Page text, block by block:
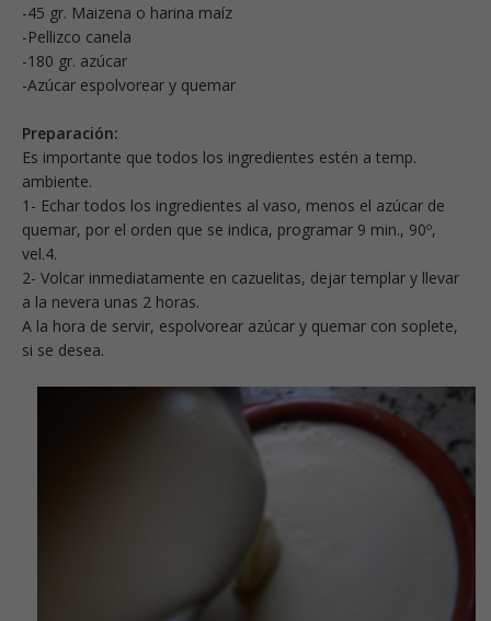
-45 gr. Maizena o harina maíz
-Pellizco canela
-180 gr. azúcar
-Azúcar espolvorear y quemar
Preparación:
Es importante que todos los ingredientes estén a temp.
ambiente.
1- Echar todos los ingredientes al vaso, menos el azúcar de
quemar, por el orden que se indica, programar 9 min., 90º,
vel.4.
2- Volcar inmediatamente en cazuelitas, dejar templar y llevar
a la nevera unas 2 horas.
A la hora de servir, espolvorear azúcar y quemar con soplete,
si se desea.